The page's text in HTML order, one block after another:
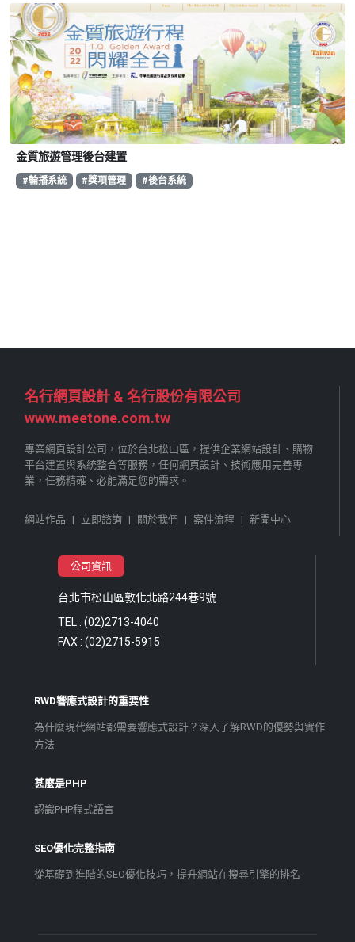
金質旅遊管理後台建置
#輪播系統 #獎項管理 #後台系統
名行網頁設計 & 名行股份有限公司
www.meetone.com.tw
專業網頁設計公司，位於台北松山區，提供企業網站設計、購物
平台建置與系統整合等服務，任何網頁設計、技術應用完善專
業，任務精確、必能滿足您的需求。
網站作品 | 立即諮詢 | 關於我們 | 案件流程 | 新聞中心
公司資訊
台北市松山區敦化北路244巷9號
TEL : (02)2713-4040
FAX : (02)2715-5915
RWD響應式設計的重要性
為什麼現代網站都需要響應式設計？深入了解RWD的優勢與實作
方法
甚麼是PHP
認識PHP程式語言
SEO優化完整指南
從基礎到進階的SEO優化技巧，提升網站在搜尋引擎的排名